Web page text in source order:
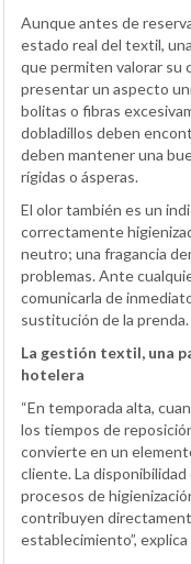
Aunque antes de
estado real del textil,
que permiten valorar su
presentar un aspecto
bolitas o fibras
dobladillos deben
deben mantener una
rígidas o ásperas.
El olor también es un
correctamente
neutro; una fragancia
problemas. Ante
comunicarla de
sustitución de la prenda.
La gestión textil, una
hotelera
“En temporada alta,
los tiempos de
convierte en un
cliente. La
procesos de
contribuyen
establecimiento”,